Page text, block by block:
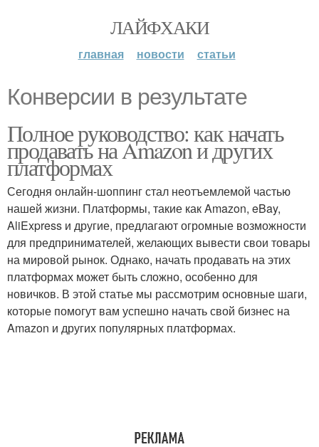
ЛАЙФХАКИ
главная новости статьи
Конверсии в результате
Полное руководство: как начать
продавать на Amazon и других
платформах
Сегодня онлайн-шоппинг стал неотъемлемой частью
нашей жизни. Платформы, такие как Amazon, eBay,
AliExpress и другие, предлагают огромные возможности
для предпринимателей, желающих вывести свои товары
на мировой рынок. Однако, начать продавать на этих
платформах может быть сложно, особенно для
новичков. В этой статье мы рассмотрим основные шаги,
которые помогут вам успешно начать свой бизнес на
Amazon и других популярных платформах.